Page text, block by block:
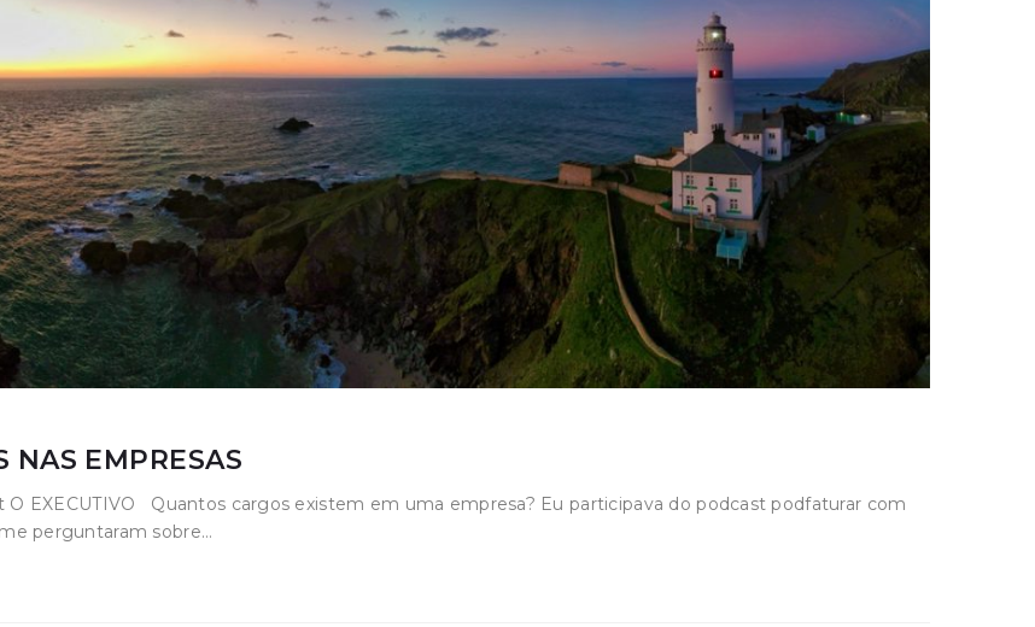
NAS EMPRESAS
O EXECUTIVO Quantos cargos existem em uma empresa? Eu participava do podcast podfaturar com
perguntaram sobre…